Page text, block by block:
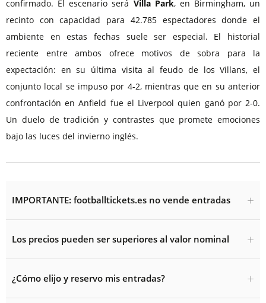
confirmado. El escenario será Villa Park, en Birmingham, un
recinto con capacidad para 42.785 espectadores donde el
ambiente en estas fechas suele ser especial. El historial
reciente entre ambos ofrece motivos de sobra para la
expectación: en su última visita al feudo de los Villans, el
conjunto local se impuso por 4-2, mientras que en su anterior
confrontación en Anfield fue el Liverpool quien ganó por 2-0.
Un duelo de tradición y contrastes que promete emociones
bajo las luces del invierno inglés.
IMPORTANTE: footballtickets.es no vende entradas
Los precios pueden ser superiores al valor nominal
¿Cómo elijo y reservo mis entradas?